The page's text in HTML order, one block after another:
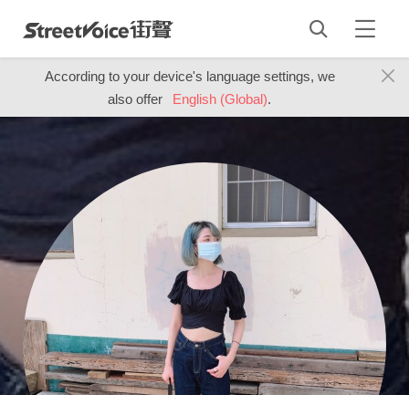
According to your device's language settings, we
also offer
English (Global).